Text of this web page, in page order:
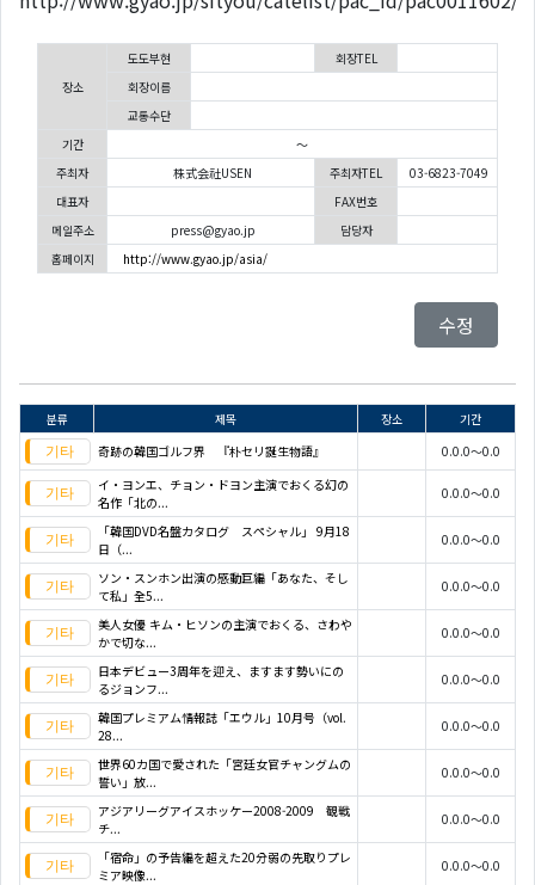
장소
도도부현
회장TEL
회장이름
교통수단
기간
～
주최자
株式会社USEN 주최자TEL
03-6823-7049
대표자
FAX번호
메일주소
press@gyao.jp
담당자
홈페이지
http://www.gyao.jp/asia/
수정
분류 제목 장소
기간
奇跡の韓国ゴルフ界 『朴セリ誕生物語』
0.0.0～0.0
イ・ヨンエ、チョン・ドヨン主演でおくる幻の
名作「北の...
0.0.0～0.0
「韓国DVD名盤カタログ スペシャル」 9月18
日（...
0.0.0～0.0
ソン・スンホン出演の感動巨編「あなた、そし
て私」全5...
0.0.0～0.0
美人女優 キム・ヒソンの主演でおくる、さわや
かで切な...
0.0.0～0.0
日本デビュー3周年を迎え、ますます勢いにの
るジョンフ...
0.0.0～0.0
韓国プレミアム情報誌「エウル」10月号（vol.
28...
0.0.0～0.0
世界60カ国で愛された「宮廷女官チャングムの
誓い」放...
0.0.0～0.0
アジアリーグアイスホッケー2008-2009 観戦
チ...
0.0.0～0.0
「宿命」の予告編を超えた20分弱の先取りプレ
ミア映像...
0.0.0～0.0